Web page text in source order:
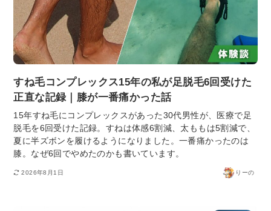
すね毛コンプレックス15年の私が足脱毛6回受けた
正直な記録｜膝が一番痛かった話
15年すね毛にコンプレックスがあった30代男性が、医療で足
脱毛を6回受けた記録。すねは体感6割減、太ももは5割減で、
夏に半ズボンを履けるようになりました。一番痛かったのは
膝。なぜ6回でやめたのかも書いています。
2026年8月1日 りーの